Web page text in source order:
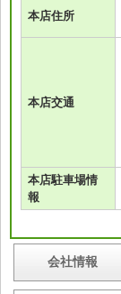
本店住所
本店交通
本店駐車場情
報
会社情報